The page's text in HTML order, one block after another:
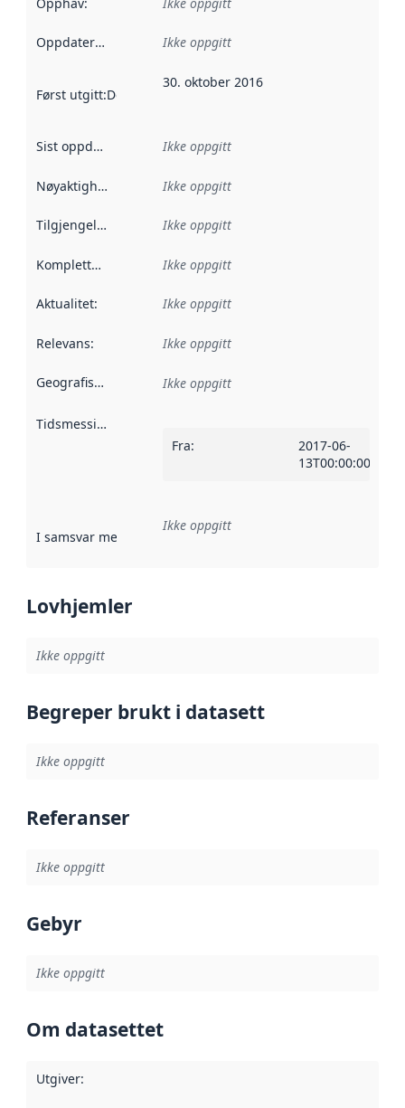
Oppdateringsfrekvens :
Ikke oppgitt
Først utgitt:Denne datoen sier når dataene i dette
30. oktober 2016
Sist oppdatert Ikke oppgitt
Nøyaktighet Ikke oppgitt
Tilgjengelighet Ikke oppgitt
Kompletthet Ikke oppgitt
Aktualitet: Ikke oppgitt
Relevans: Ikke oppgitt
Geografisk avgrensning :
Ikke oppgitt
Tidsmessig avgrensning
Fra:
2017-06-
13T00:00:00Z
I samsvar med Referanse til en implementasjonsregel
Ikke oppgitt
Lovhjemler
Ikke oppgitt
Begreper brukt i datasett
Ikke oppgitt
Referanser
Ikke oppgitt
Gebyr
Ikke oppgitt
Om datasettet
Utgiver: